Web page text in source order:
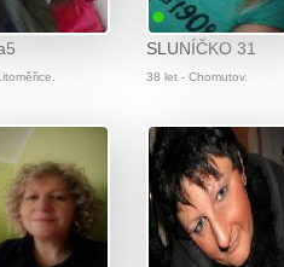
SLUNÍČKO 31
38 let - Chomutov.